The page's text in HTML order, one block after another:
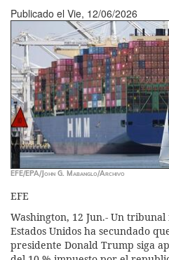
Publicado el Vie, 12/06/2026
EFE/EPA/John G. Mabanglo/Archivo
EFE
Washington, 12 Jun.- Un
Estados Unidos ha secundado
presidente Donald Trump siga